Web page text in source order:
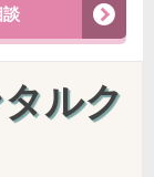
談
ルク